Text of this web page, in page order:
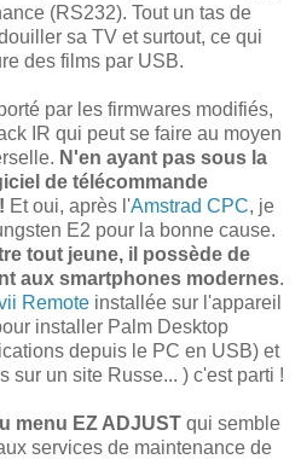
(RS232). Tout un tas de
sa TV et surtout, ce qui
des films par USB.
par les firmwares modifiés,
IR qui peut se faire au moyen
N'en ayant pas sous la
de télécommande
Et oui, après l'Amstrad CPC, je
E2 pour la bonne cause.
tout jeune, il possède de
aux smartphones modernes.
Remote installée sur l'appareil
installer Palm Desktop
depuis le PC en USB) et
sur un site Russe... ) c'est parti !
menu EZ ADJUST qui semble
services de maintenance de